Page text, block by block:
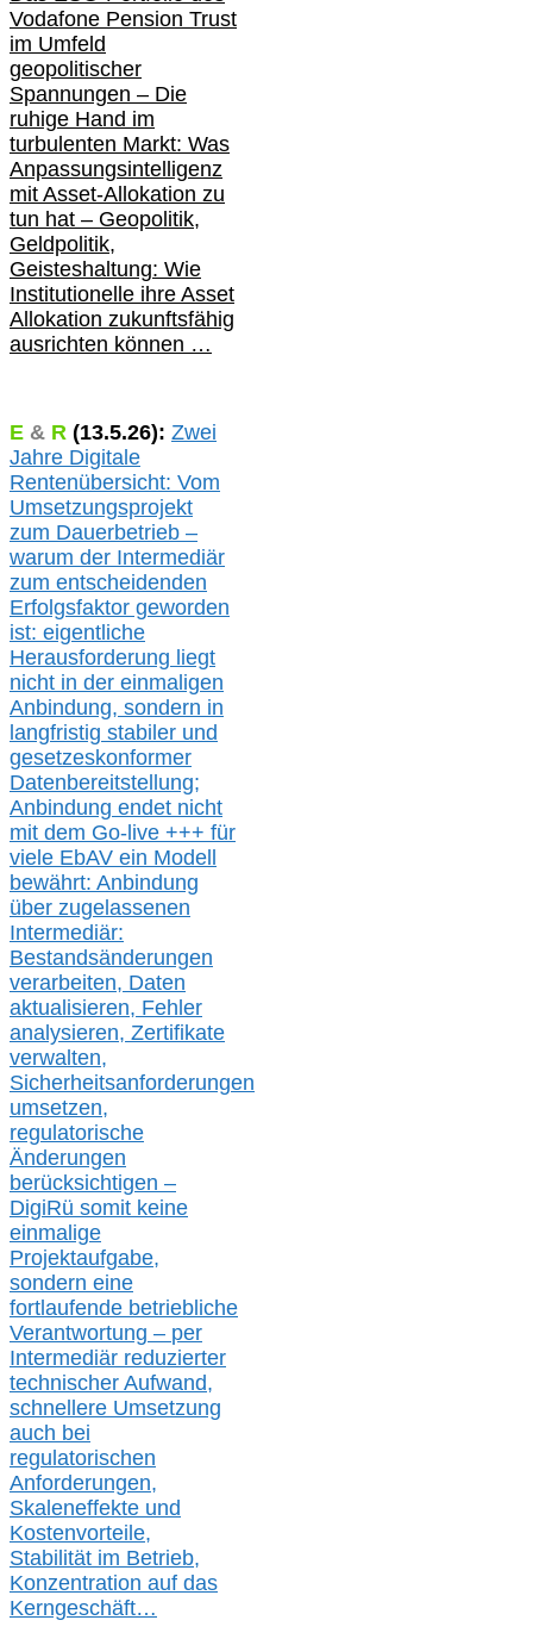
Vodafone Pension Trust
im Umfeld
geopolitischer
Spannungen – Die
ruhige Hand im
turbulenten Markt: Was
Anpassungsintelligenz
mit Asset-Allokation zu
tun hat – Geopolitik,
Geldpolitik,
Geisteshaltung: Wie
Institutionelle ihre Asset
Allokation zukunftsfähig
ausrichten können …
E & R (13.5.26): Zwei
Jahre Digitale
Rentenübersicht: Vom
Umsetzungsprojekt
zum Dauerbetrieb –
warum der Intermediär
zum entscheidenden
Erfolgsfaktor geworden
ist: eigentliche
Herausforderung liegt
nicht in der einmaligen
Anbindung, sondern in
langfristig stabiler und
gesetzeskonformer
Datenbereitstellung;
Anbindung endet nicht
mit dem Go-live +++ für
viele EbAV ein Modell
bewährt: Anbindung
über zugelassenen
Intermediär:
Bestandsänderungen
verarbeiten, Daten
aktualisieren, Fehler
analysieren, Zertifikate
verwalten,
Sicherheitsanforderungen
umsetzen,
regulatorische
Änderungen
berücksichtigen –
DigiRü somit keine
einmalige
Projektaufgabe,
sondern eine
fortlaufende betriebliche
Verantwortung – per
Intermediär reduzierter
technischer Aufwand,
schnellere Umsetzung
auch bei
regulatorischen
Anforderungen,
Skaleneffekte und
Kostenvorteile,
Stabilität im Betrieb,
Konzentration auf das
Kerngeschäft…